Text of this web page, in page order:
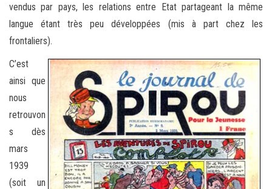
vendus par pays, les relations entre Etat partageant la même
langue étant très peu développées (mis à part chez les
frontaliers).
C’est
ainsi que
nous
retrouvon
s dès
mars
1939
(soit un